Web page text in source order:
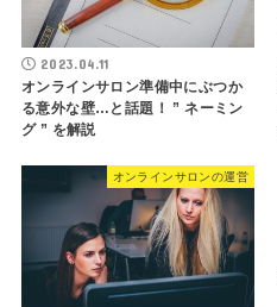
2023.04.11
オンラインサロン準備中にぶつか
る意外な壁…と話題！ ” ネーミン
グ ” を解説
オンラインサロンの運営